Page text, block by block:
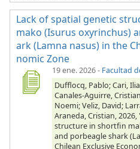
Lack of spatial genetic
mako (Isurus oxyrinchus)
ark (Lamna nasus) in the
nomic Zone
19 ene. 2026- Facultad
Dufflocq, Pablo; Cari,
Canales-Aguirre,
Noemi; Veliz, David;
Araneda, Cristian,
structure in shortfin
and porbeagle shark
Chilean Exclusive